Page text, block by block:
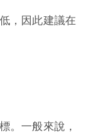
，因此建議在
。一般來說，